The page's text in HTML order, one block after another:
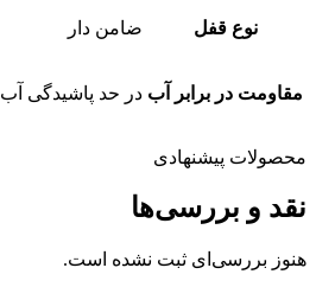
نوع قفل ضامن دار
مقاومت در برابر آب در حد پاشیدگی آب
محصولات پیشنهادی
نقد و بررسی‌ها
هنوز بررسی‌ای ثبت نشده است.